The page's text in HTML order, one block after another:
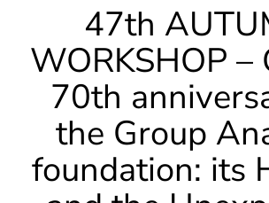
47th
WORKSHOP –
70th
the Group
foundation: its